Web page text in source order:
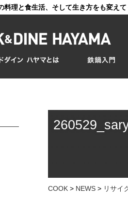
理と食生活、そして生き方をも変えて
COOK > NEWS > リサイ